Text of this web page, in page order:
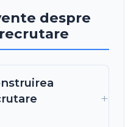
despre